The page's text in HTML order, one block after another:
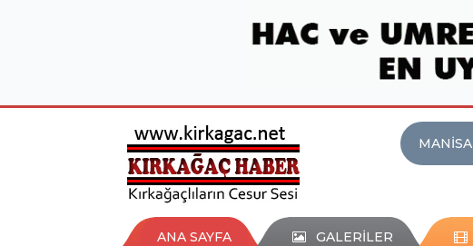
MANISA
ANA SAYFA GALERİLER